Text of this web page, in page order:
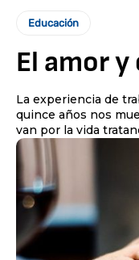
Educación
El amor
La experiencia de
quince años nos
van por la vida